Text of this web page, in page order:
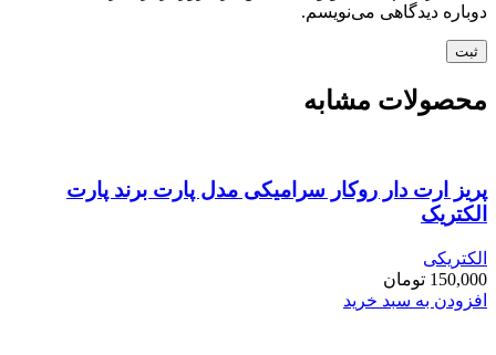
دوباره دیدگاهی می‌نویسم.
محصولات مشابه
پریز ارت دار روکار سرامیکی مدل پارت برند پارت
الکتریک
الکتریکی
150,000 تومان
افزودن به سبد خرید